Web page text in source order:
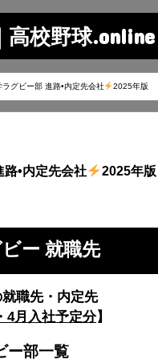
高校野球.online
ラグビー部 進路•内定先会社 2025年版
路•内定先会社 2025年版
ー 就職先
職先・内定先
4月入社予定分】
ー部一覧